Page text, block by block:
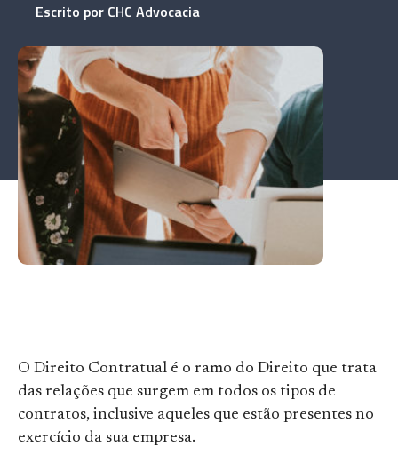
Escrito por CHC Advocacia
O Direito Contratual é o ramo do Direito que trata
das relações que surgem em todos os tipos de
contratos, inclusive aqueles que estão presentes no
exercício da sua empresa.